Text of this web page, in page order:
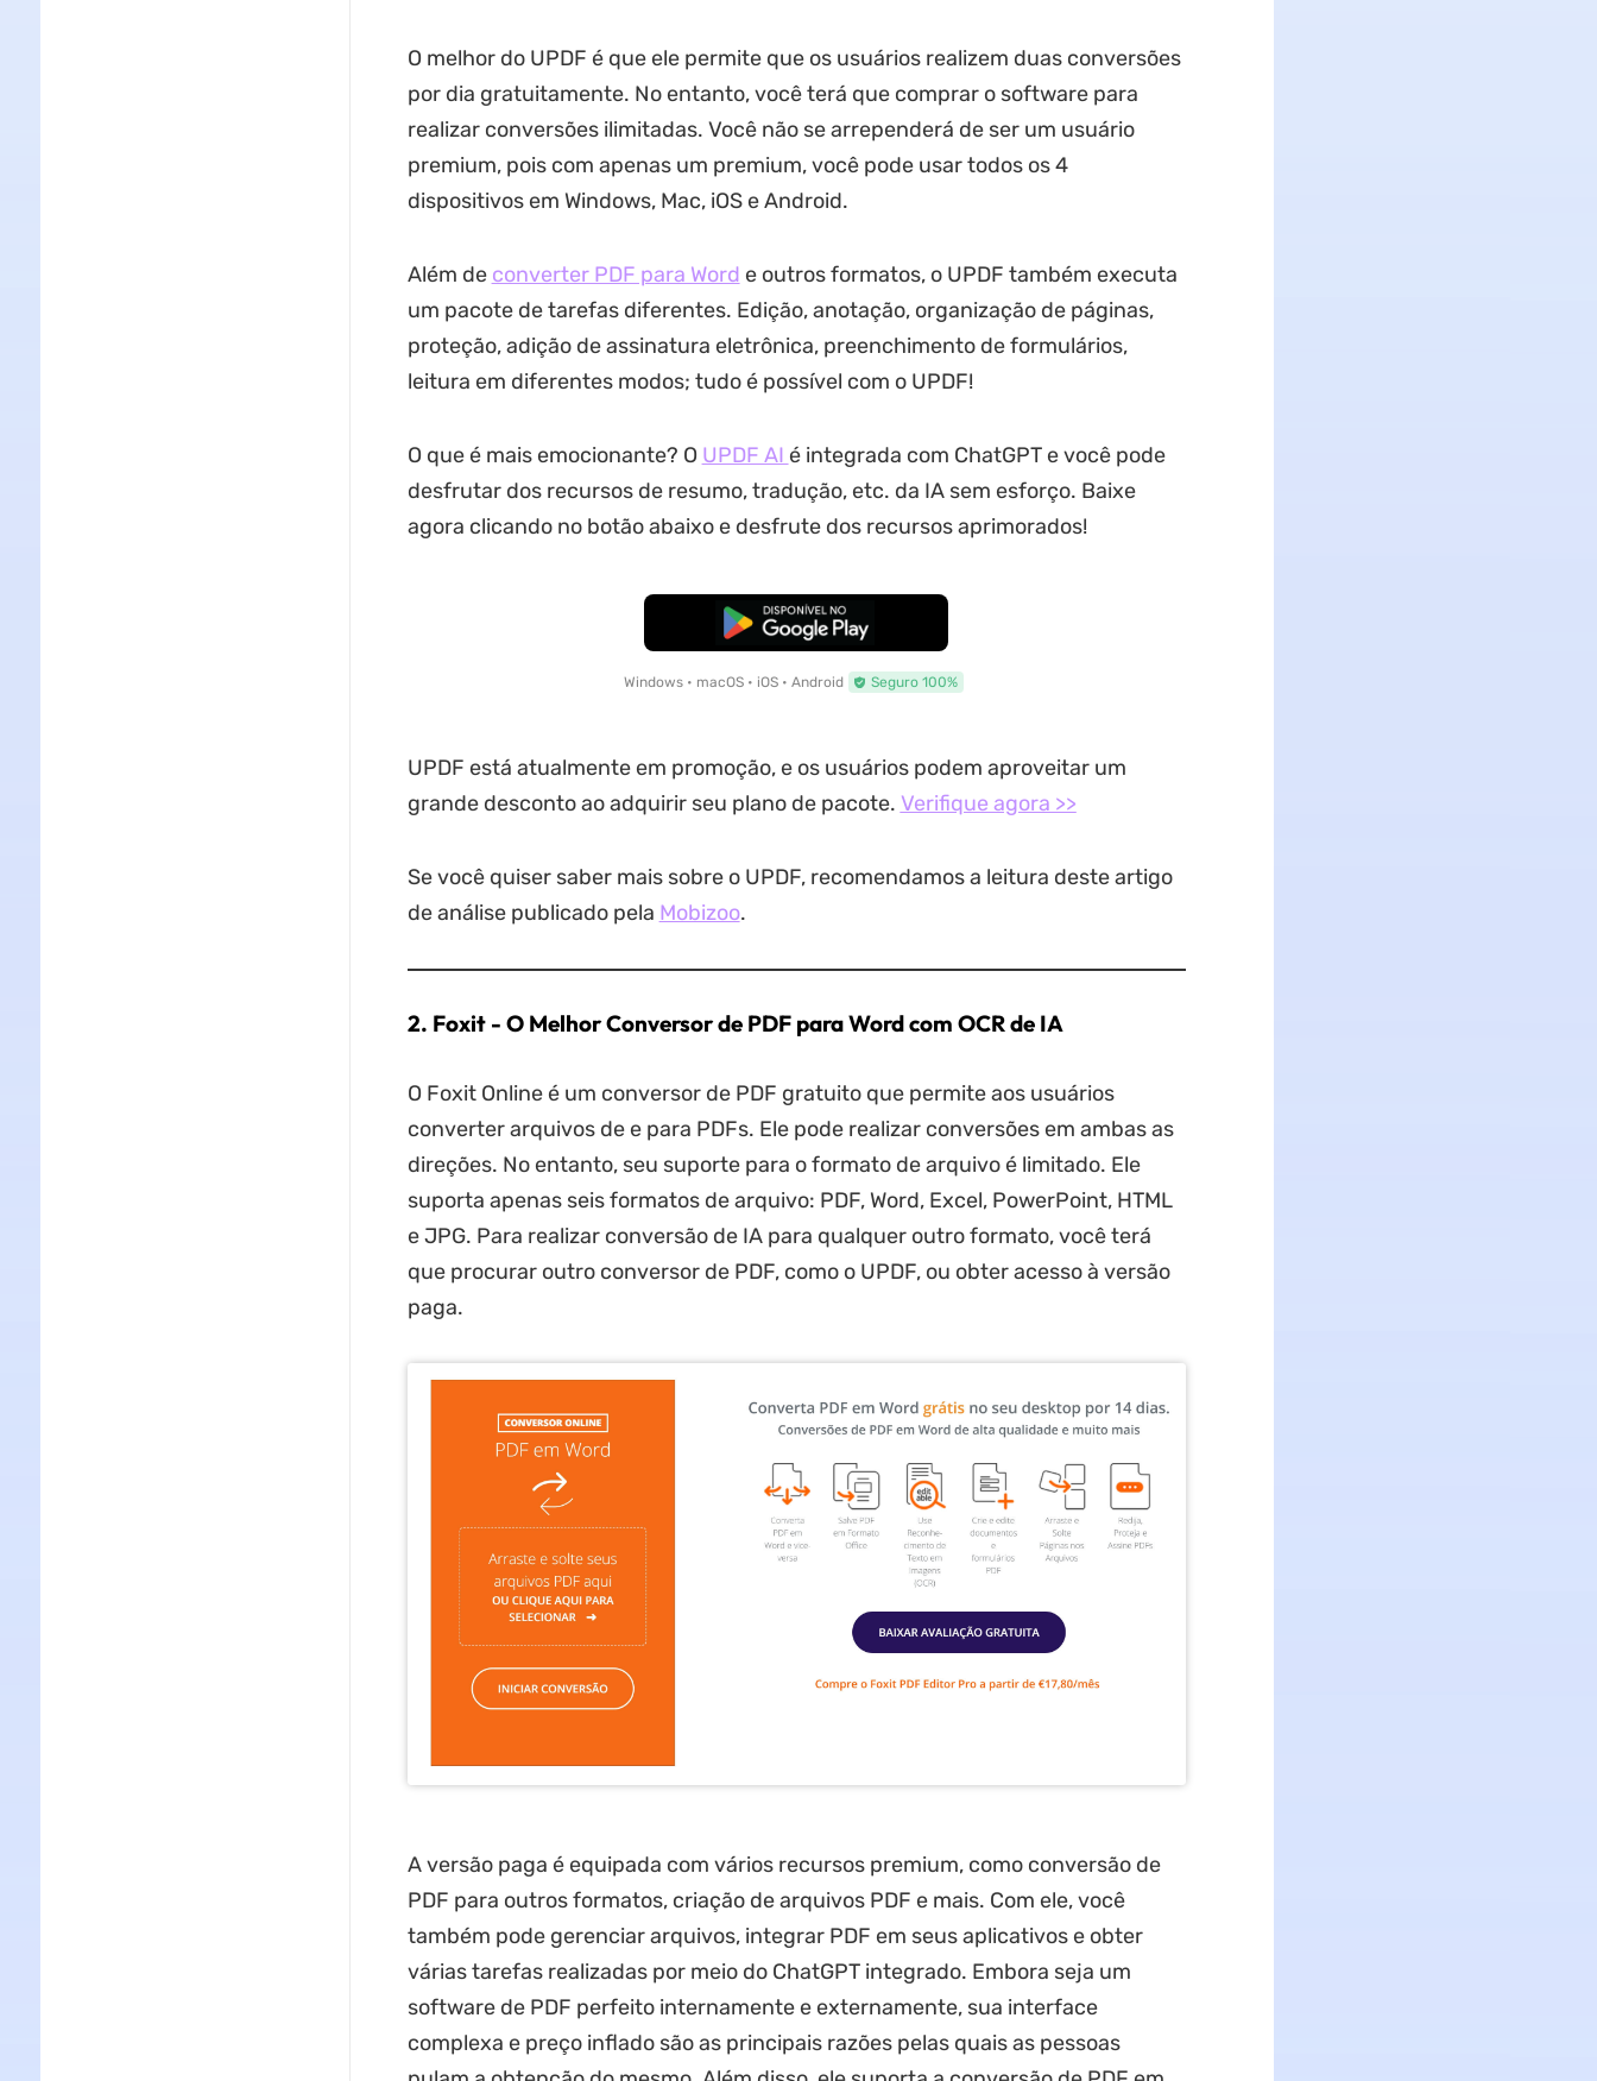
O melhor do UPDF é que ele permite que os usuários realizem duas conversões
por dia gratuitamente. No entanto, você terá que comprar o software para
realizar conversões ilimitadas. Você não se arrependerá de ser um usuário
premium, pois com apenas um premium, você pode usar todos os 4
dispositivos em Windows, Mac, iOS e Android.
Além de converter PDF para Word e outros formatos, o UPDF também executa
um pacote de tarefas diferentes. Edição, anotação, organização de páginas,
proteção, adição de assinatura eletrônica, preenchimento de formulários,
leitura em diferentes modos; tudo é possível com o UPDF!
O que é mais emocionante? O UPDF AI é integrada com ChatGPT e você pode
desfrutar dos recursos de resumo, tradução, etc. da IA sem esforço. Baixe
agora clicando no botão abaixo e desfrute dos recursos aprimorados!
Baixar Grátis
Windows • macOS • iOS • Android Seguro 100%
UPDF está atualmente em promoção, e os usuários podem aproveitar um
grande desconto ao adquirir seu plano de pacote. Verifique agora >>
Se você quiser saber mais sobre o UPDF, recomendamos a leitura deste artigo
de análise publicado pela Mobizoo.
2. Foxit- O Melhor Conversor de PDF para Word com OCR de IA
O Foxit Online é um conversor de PDF gratuito que permite aos usuários
converter arquivos de e para PDFs. Ele pode realizar conversões em ambas as
direções. No entanto, seu suporte para o formato de arquivo é limitado. Ele
suporta apenas seis formatos de arquivo: PDF, Word, Excel, PowerPoint, HTML
e JPG. Para realizar conversão de IA para qualquer outro formato, você terá
que procurar outro conversor de PDF, como o UPDF, ou obter acesso à versão
paga.
A versão paga é equipada com vários recursos premium, como conversão de
PDF para outros formatos, criação de arquivos PDF e mais. Com ele, você
também pode gerenciar arquivos, integrar PDF em seus aplicativos e obter
várias tarefas realizadas por meio do ChatGPT integrado. Embora seja um
software de PDF perfeito internamente e externamente, sua interface
complexa e preço inflado são as principais razões pelas quais as pessoas